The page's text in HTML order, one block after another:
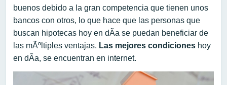
buenos debido a la gran competencia que tienen unos
bancos con otros, lo que hace que las personas que
buscan hipotecas hoy en dÃ­a se puedan beneficiar de
las mÃºltiples ventajas. Las mejores condiciones hoy
en dÃ­a, se encuentran en internet.